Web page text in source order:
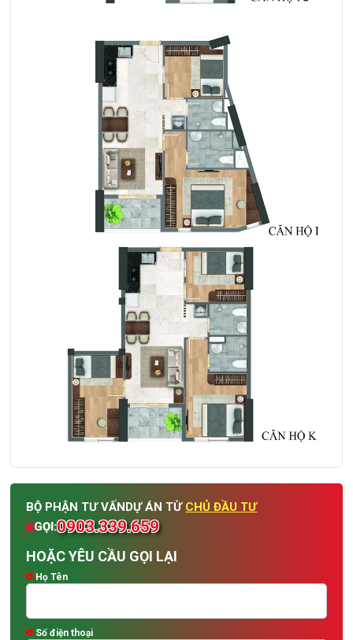
BỘ PHẬN TƯ VẤN DỰ ÁN TỪ CHỦ ĐẦU TƯ
GỌI:0903.339.659
HOẶC YÊU CẦU GỌI LẠI
Họ Tên
Số điện thoại